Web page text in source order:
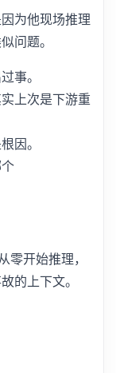
为他现场推理
问题。
事。
上次是下游重
因。
开始推理，
的上下文。